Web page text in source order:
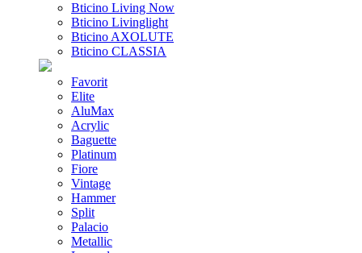
Bticino Living Now
Bticino Livinglight
Bticino AXOLUTE
Bticino CLASSIA
Favorit
Elite
AluMax
Acrylic
Baguette
Platinum
Fiore
Vintage
Hammer
Split
Palacio
Metallic